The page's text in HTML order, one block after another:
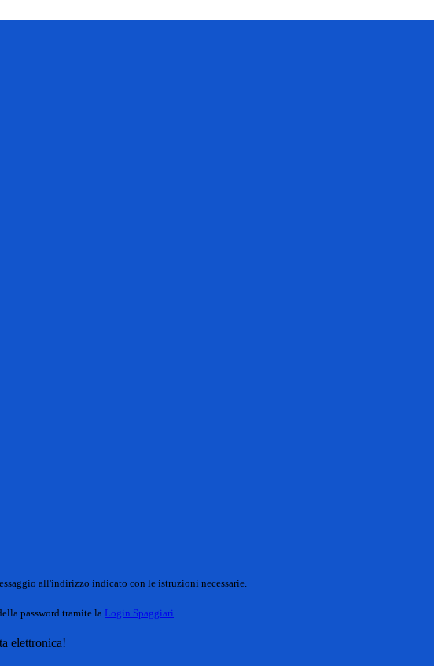
all'indirizzo indicato con le istruzioni necessarie.
password tramite la Login Spaggiari
elettronica!